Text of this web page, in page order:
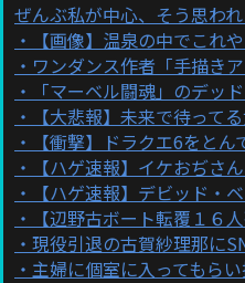
ぜんぶ私が中心、そう思わ
【画像】温泉の中でこれ
ワンダンス作者「手描き
「マーベル闘魂」のデッ
【大悲報】未来で待って
【衝撃】ドラクエ6をと
【ハゲ速報】イケおぢさ
【ハゲ速報】デビッド・
【辺野古ボート転覆１６
現役引退の古賀紗理那に
主婦に個室に入ってもら